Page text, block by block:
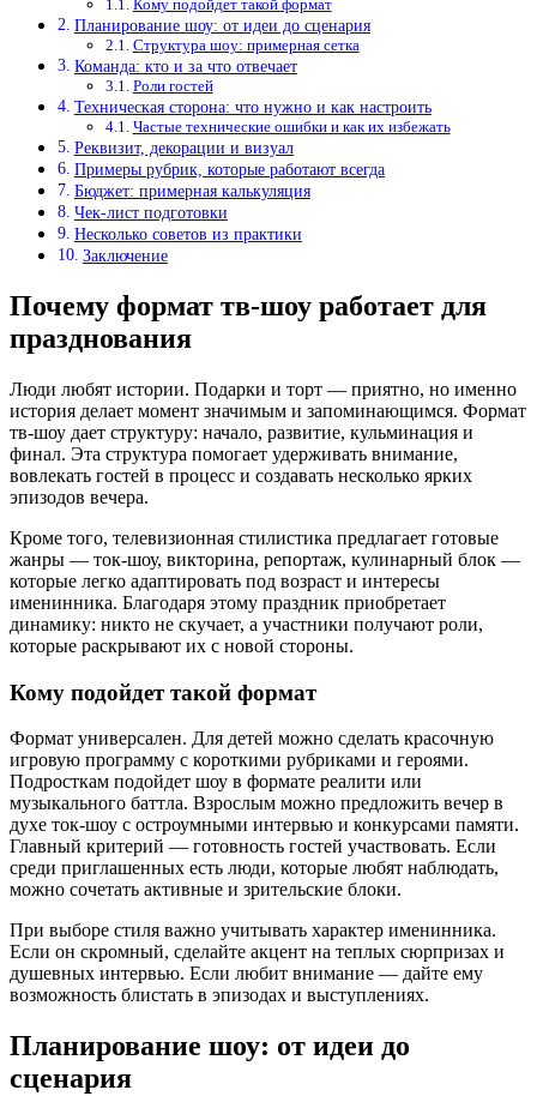
Кому подойдет такой формат
Планирование шоу: от идеи до сценария
Структура шоу: примерная сетка
Команда: кто и за что отвечает
Роли гостей
Техническая сторона: что нужно и как настроить
Частые технические ошибки и как их избежать
Реквизит, декорации и визуал
Примеры рубрик, которые работают всегда
Бюджет: примерная калькуляция
Чек-лист подготовки
Несколько советов из практики
Заключение
Почему формат тв-шоу работает для
празднования
Люди любят истории. Подарки и торт — приятно, но именно
история делает момент значимым и запоминающимся. Формат
тв-шоу дает структуру: начало, развитие, кульминация и
финал. Эта структура помогает удерживать внимание,
вовлекать гостей в процесс и создавать несколько ярких
эпизодов вечера.
Кроме того, телевизионная стилистика предлагает готовые
жанры — ток-шоу, викторина, репортаж, кулинарный блок —
которые легко адаптировать под возраст и интересы
именинника. Благодаря этому праздник приобретает
динамику: никто не скучает, а участники получают роли,
которые раскрывают их с новой стороны.
Кому подойдет такой формат
Формат универсален. Для детей можно сделать красочную
игровую программу с короткими рубриками и героями.
Подросткам подойдет шоу в формате реалити или
музыкального баттла. Взрослым можно предложить вечер в
духе ток-шоу с остроумными интервью и конкурсами памяти.
Главный критерий — готовность гостей участвовать. Если
среди приглашенных есть люди, которые любят наблюдать,
можно сочетать активные и зрительские блоки.
При выборе стиля важно учитывать характер именинника.
Если он скромный, сделайте акцент на теплых сюрпризах и
душевных интервью. Если любит внимание — дайте ему
возможность блистать в эпизодах и выступлениях.
Планирование шоу: от идеи до
сценария